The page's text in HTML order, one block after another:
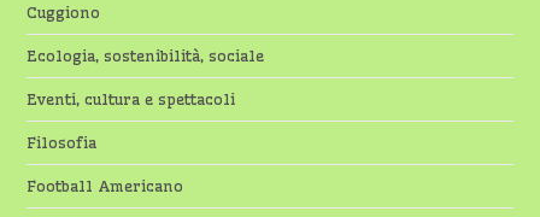
Cuggiono
Ecologia, sostenibilità, sociale
Eventi, cultura e spettacoli
Filosofia
Football Americano